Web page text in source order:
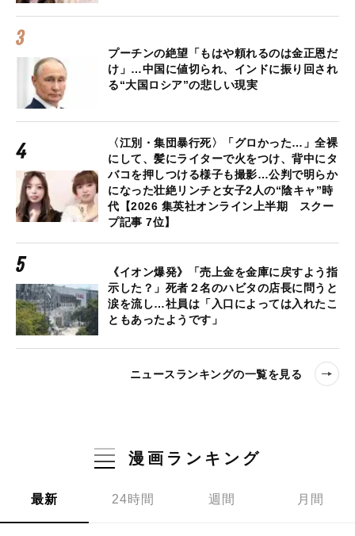
プーチンの絶望「もはや頼れるのは金正恩だ
け」…中国に値切られ、インドに振り回され
る“大国ロシア”の悲しい現実
〈江別・集団暴行死〉「グロかった…」全裸
にして、髪にライターで火をつけ、背中にタ
バコを押しつける様子も撮影…公判で明らか
になった壮絶リンチと女子2人の“陰キャ”時
代【2026 集英社オンライン上半期 スクー
プ記事 7位】
《イオン爆発》「売上金を金庫に戻すよう指
示した？」死者２名のハビタの店長に問うと
涙を流し…社員は「入口によっては入れたこ
ともあったようです」
ニュースランキングの一覧を見る
漫画ランキング
最新 24時間 週間 月間